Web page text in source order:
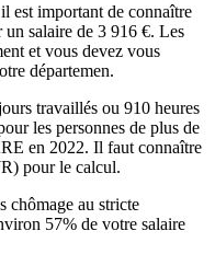
est important de connaître
un salaire de 3 916 €. Les
et vous devez vous
départemen.
travaillés ou 910 heures
les personnes de plus de
en 2022. Il faut connaître
pour le calcul.
chômage au stricte
57% de votre salaire